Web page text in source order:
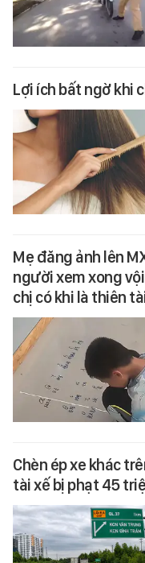
Lợi ích bất ngờ khi
Mẹ đăng ảnh lên
người xem xong
chị có khi là thiên
Chèn ép xe khác
tài xế bị phạt 45